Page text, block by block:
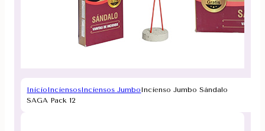
InicioInciensosInciensos JumboIncienso Jumbo Sándalo
SAGA Pack 12